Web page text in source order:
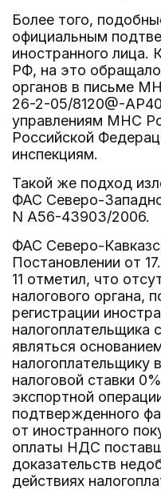
Более того,
официальным
иностранного лица.
РФ, на это
органов в письме
26-2-05/8120@-
управлениям МНС
Российской
инспекциям.
Такой же подход
ФАС Северо-
N А56-43903/2006.
ФАС Северо-
Постановлении от
11 отметил, что
налогового органа,
регистрации
налогоплательщика
являться
налогоплательщику
налоговой ставки
экспортной
подтвержденного
от иностранного
оплаты НДС
доказательств
действиях